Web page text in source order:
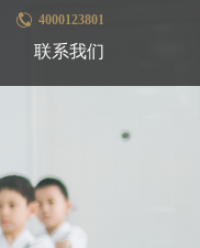
4000123801
联系我们